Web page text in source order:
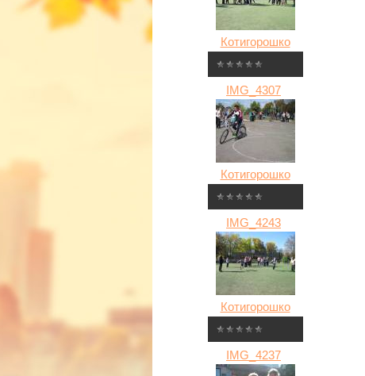
Котигорошко
IMG_4307
Котигорошко
IMG_4243
Котигорошко
IMG_4237